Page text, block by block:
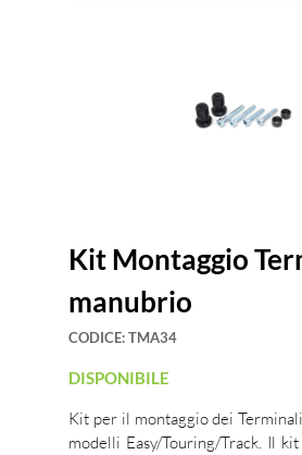
Kit Montaggio
manubrio
CODICE:TMA34
DISPONIBILE
Kit per il montaggio dei
modelli Easy/Touring/Track. Il